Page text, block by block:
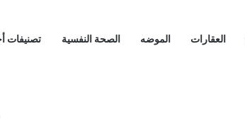
العقارات الموضه الصحة النفسية تصنيفات